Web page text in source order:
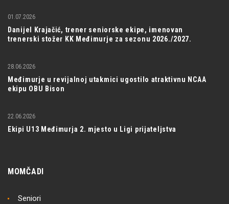
Danijel Krajačić, trener seniorske ekipe, imenovan
trenerski stožer KK Međimurje za sezonu 2026./2027.
01.07.2026
Međimurje u revijalnoj utakmici ugostilo atraktivnu NCAA
ekipu OBU Bison
28.06.2026
Ekipi U13 Međimurja 2. mjesto u Ligi prijateljstva
22.06.2026
MOMČADI
Seniori